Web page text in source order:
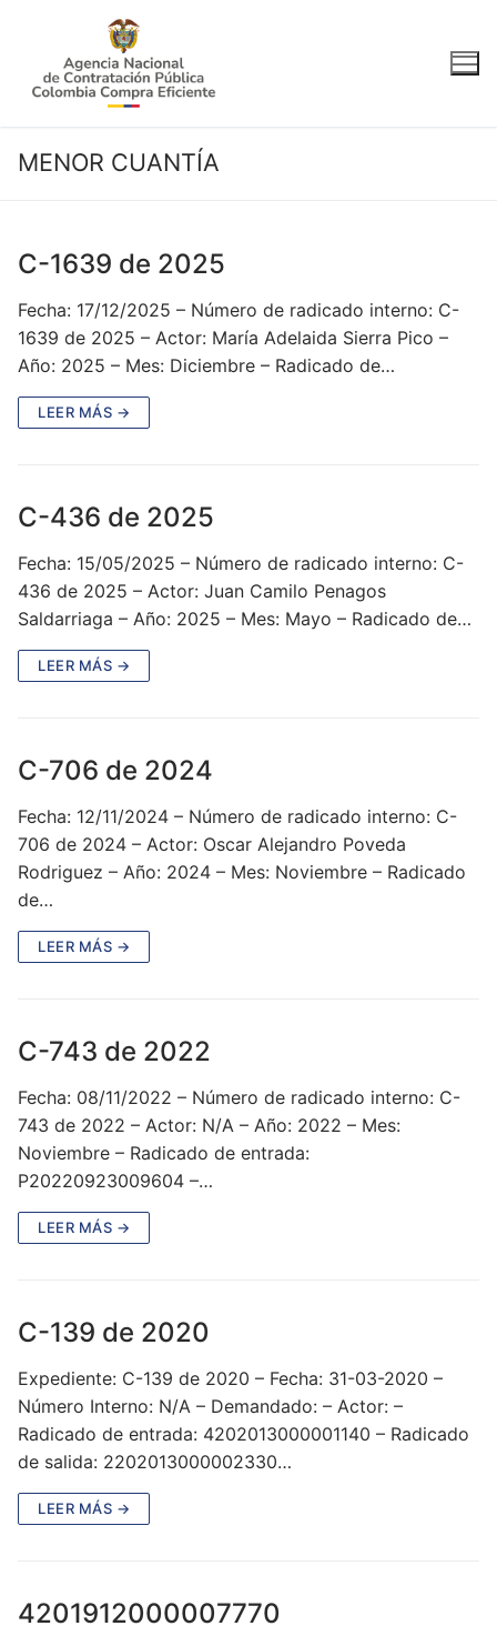
contenido
MENOR CUANTÍA
C-1639 de 2025
Fecha: 17/12/2025 – Número de radicado interno: C-
1639 de 2025 – Actor: María Adelaida Sierra Pico –
Año: 2025 – Mes: Diciembre – Radicado de…
LEER MÁS →
C-436 de 2025
Fecha: 15/05/2025 – Número de radicado interno: C-
436 de 2025 – Actor: Juan Camilo Penagos
Saldarriaga – Año: 2025 – Mes: Mayo – Radicado de…
LEER MÁS →
C-706 de 2024
Fecha: 12/11/2024 – Número de radicado interno: C-
706 de 2024 – Actor: Oscar Alejandro Poveda
Rodriguez – Año: 2024 – Mes: Noviembre – Radicado
de…
LEER MÁS →
C-743 de 2022
Fecha: 08/11/2022 – Número de radicado interno: C-
743 de 2022 – Actor: N/A – Año: 2022 – Mes:
Noviembre – Radicado de entrada:
P20220923009604 –…
LEER MÁS →
C-139 de 2020
Expediente: C-139 de 2020 – Fecha: 31-03-2020 –
Número Interno: N/A – Demandado: – Actor: –
Radicado de entrada: 4202013000001140 – Radicado
de salida: 2202013000002330…
LEER MÁS →
4201912000007770